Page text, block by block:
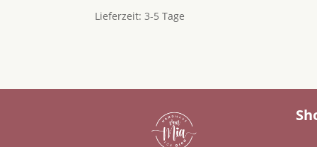
Lieferzeit:3-5 Tage